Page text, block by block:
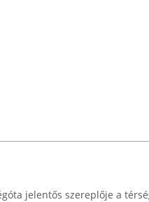
jelentős szereplője a